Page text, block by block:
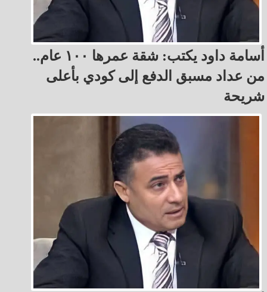
أسامة داود يكتب: شقة عمرها ١٠٠ عام..
من عداد مسبق الدفع إلى كودي بأعلى
شريحة